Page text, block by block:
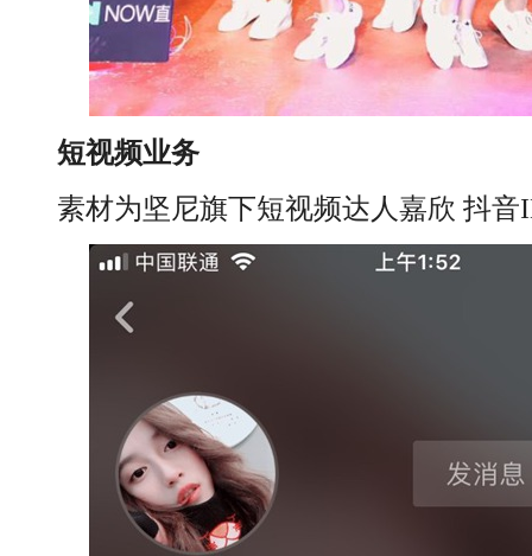
短视频业务
素材为坚尼旗下短视频达人嘉欣 抖音